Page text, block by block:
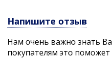
оснастках. Самые мелкие
внимание окуня, бычка-
«микроджиговой» рыбы.
заинтересуют щуку и
Inside Formula
Напишите отзыв
Нам очень важно знать
покупателям это